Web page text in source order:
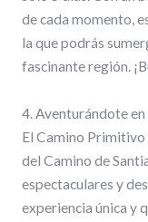
de cada momento,
la que podrás
fascinante región.
4. Aventurándote
El Camino Primitivo
del Camino de
espectaculares y
experiencia única y